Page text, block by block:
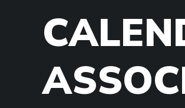
CALEN
ASSOC